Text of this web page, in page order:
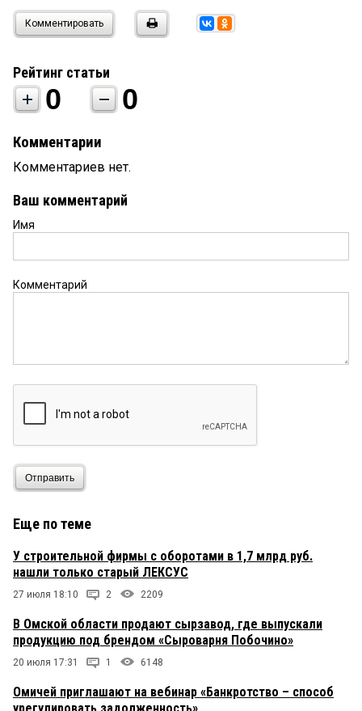
Комментировать
Рейтинг статьи
0 0
Комментарии
Комментариев нет.
Ваш комментарий
Имя
Комментарий
Отправить
Еще по теме
У строительной фирмы с оборотами в 1,7 млрд руб.
нашли только старый ЛЕКСУС
27 июля 18:10 2 2209
В Омской области продают сырзавод, где выпускали
продукцию под брендом «Сыроварня Побочино»
20 июля 17:31 1 6148
Омичей приглашают на вебинар «Банкротство – способ